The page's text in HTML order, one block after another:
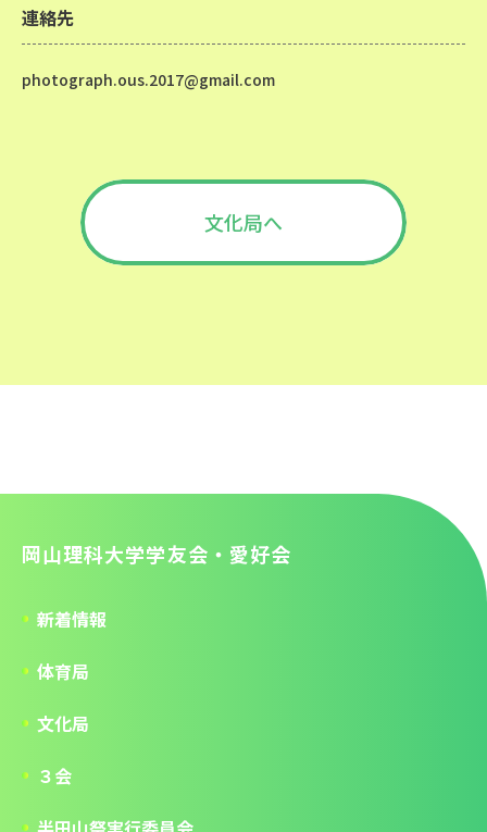
連絡先
photograph.ous.2017@gmail.com
文化局へ
岡山理科大学学友会・愛好会
新着情報
体育局
文化局
３会